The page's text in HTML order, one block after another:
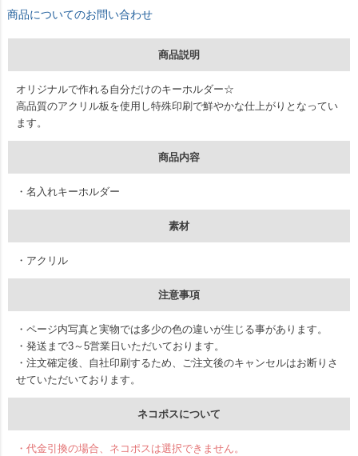
商品についてのお問い合わせ
商品説明
オリジナルで作れる自分だけのキーホルダー☆
高品質のアクリル板を使用し特殊印刷で鮮やかな仕上がりとなってい
ます。
商品内容
・名入れキーホルダー
素材
・アクリル
注意事項
・ページ内写真と実物では多少の色の違いが生じる事があります。
・発送まで3～5営業日いただいております。
・注文確定後、自社印刷するため、ご注文後のキャンセルはお断りさ
せていただいております。
ネコポスについて
・代金引換の場合、ネコポスは選択できません。